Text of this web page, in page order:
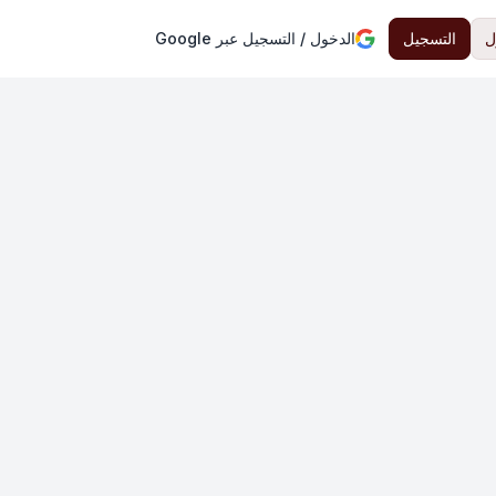
التسجيل الدخول / التسجيل عبر Google